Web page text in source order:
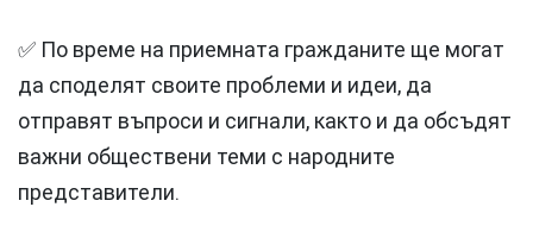
✅ По време на приемната гражданите ще могат
да споделят своите проблеми и идеи, да
отправят въпроси и сигнали, както и да обсъдят
важни обществени теми с народните
представители.